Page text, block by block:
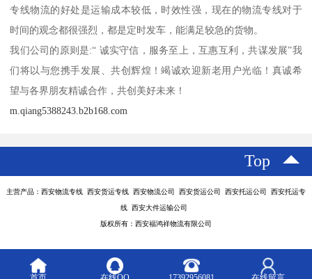
专线物流的好处是运输成本较低，时效性强，现在的物流专线对于
时间的观念都很强烈，都是定时发车，能满足较急的货物。
我们公司的原则是:“ 诚实守信，服务至上，互惠互利，共谋发展”我
们将以与您携手发展、共创辉煌！竭诚欢迎新老用户光临！真诚希
望与各界朋友精诚合作，共创美好未来！
m.qiang5388243.b2b168.com
Top
主营产品：西安物流专线 西安货运专线 西安物流公司 西安货运公司 西安托运公司 西安托运专
线 西安大件运输公司
版权所有：西安福鸿祥物流有限公司